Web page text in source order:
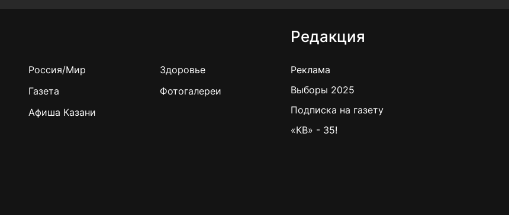
Россия/Мир
Здоровье
Газета
Фотогалереи
Афиша Казани
Редакция
Реклама
Выборы 2025
Подписка на газету
«КВ» - 35!